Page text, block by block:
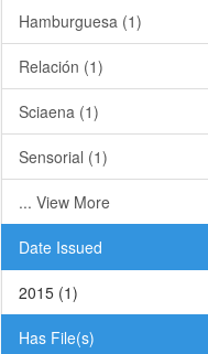
Hamburguesa (1)
Relación (1)
Sciaena (1)
Sensorial (1)
... View More
Date Issued
2015 (1)
Has File(s)